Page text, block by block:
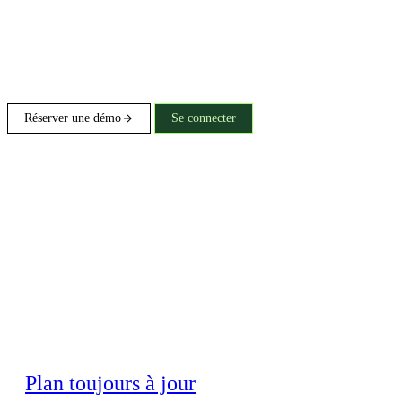
Réserver une démo Se connecter
Plan toujours à jour